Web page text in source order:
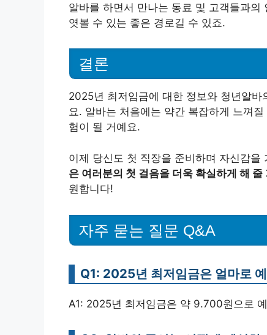
알바를 하면서 만나는 동료 및 고객들과
엿볼 수 있는 좋은 경로길 수 있죠.
결론
2025년 최저임금에 대한 정보와 청년알
요. 알바는 처음에는 약간 복잡하게 느껴
험이 될 거예요.
이제 당신도 첫 직장을 준비하며 자신감
은 여러분의 첫 걸음을 더욱 확실하게 해 줄
원합니다!
자주 묻는 질문 Q&A
Q1: 2025년 최저임금은 얼마로
A1: 2025년 최저임금은 약 9.700원으로